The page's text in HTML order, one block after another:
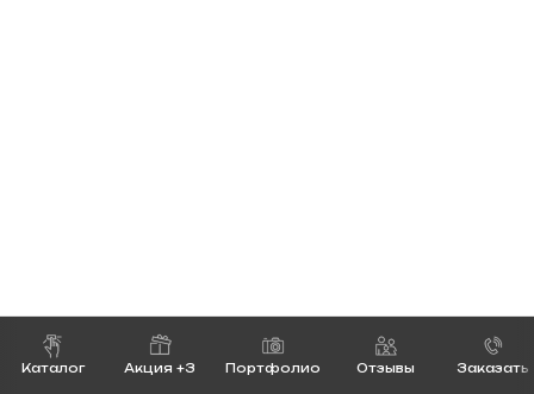
Каталог Акция +3 Портфолио Отзывы Заказать